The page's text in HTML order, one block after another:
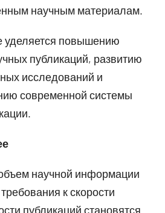
научным материалам.
уделяется повышению
публикаций, развитию
исследований и
современной системы
научной информации
к скорости
публикаций становятся